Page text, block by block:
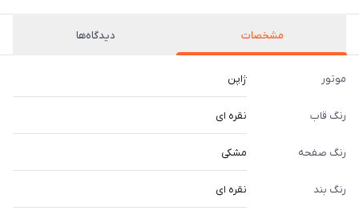
مشخصات دیدگاه‌ها
موتور ژاپن
رنگ قاب نقره ای
رنگ صفحه مشکی
رنگ بند نقره ای